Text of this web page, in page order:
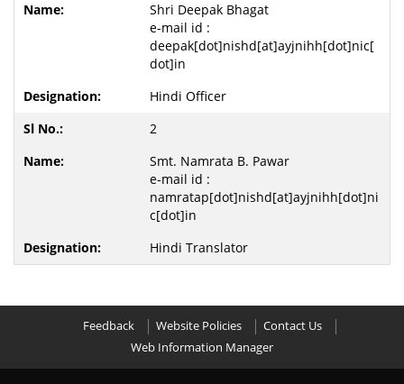
Shri Deepak Bhagat
e-mail id :
deepak[dot]nishd[at]ayjnihh[dot]nic[
dot]in
Hindi Officer
2
Smt. Namrata B. Pawar
e-mail id :
namratap[dot]nishd[at]ayjnihh[dot]ni
c[dot]in
Hindi Translator
Feedback Website Policies
Contact Us
Web Information Manager